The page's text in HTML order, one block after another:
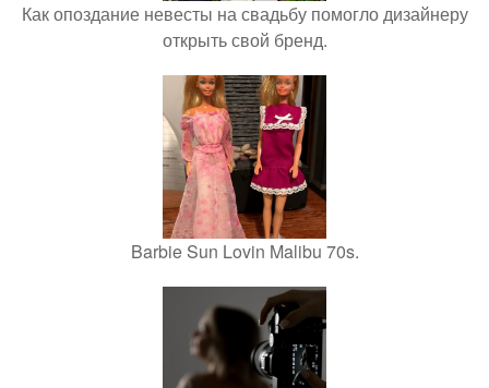
Как опоздание невесты на свадьбу помогло дизайнеру
открыть свой бренд.
Barbie Sun Lovin Malibu 70s.